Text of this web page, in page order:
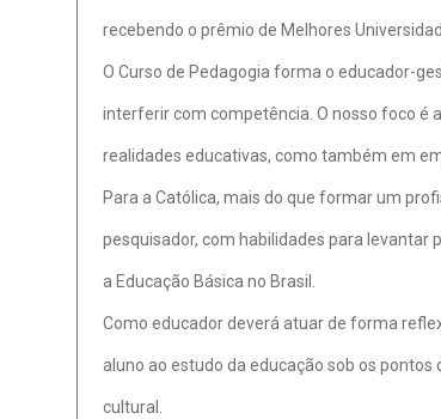
recebendo o prêmio de Melhores
O Curso de Pedagogia forma o educador-
interferir com competência. O nosso foco é
realidades educativas, como também em
Para a Católica, mais do que formar um
pesquisador, com habilidades para
a Educação Básica no Brasil.
Como educador deverá atuar de forma
aluno ao estudo da educação sob os
cultural.